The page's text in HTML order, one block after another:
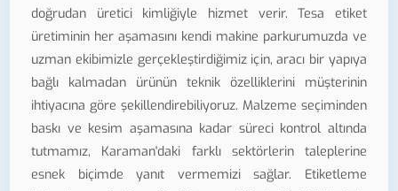
doğrudan üretici kimliğiyle hizmet verir. Tesa etiket
üretiminin her aşamasını kendi makine parkurumuzda ve
uzman ekibimizle gerçekleştirdiğimiz için, aracı bir yapıya
bağlı kalmadan ürünün teknik özelliklerini müşterinin
ihtiyacına göre şekillendirebiliyoruz. Malzeme seçiminden
baskı ve kesim aşamasına kadar süreci kontrol altında
tutmamız, Karaman'daki farklı sektörlerin taleplerine
esnek biçimde yanıt vermemizi sağlar. Etiketleme